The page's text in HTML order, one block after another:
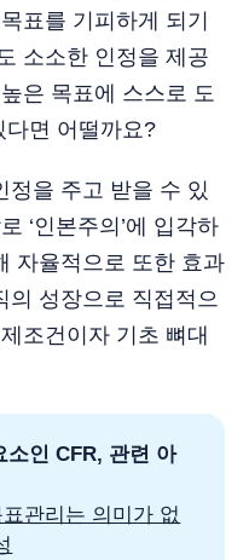
표를 기피하게 되기
소소한 인정을 제공
은 목표에 스스로 도
다면 어떨까요?
정을 주고 받을 수 있
‘인본주의’에 입각하
자율적으로 또한 효과
의 성장으로 직접적으
조건이자 기초 뼈대
소인 CFR, 관련 아
표관리는 의미가 없